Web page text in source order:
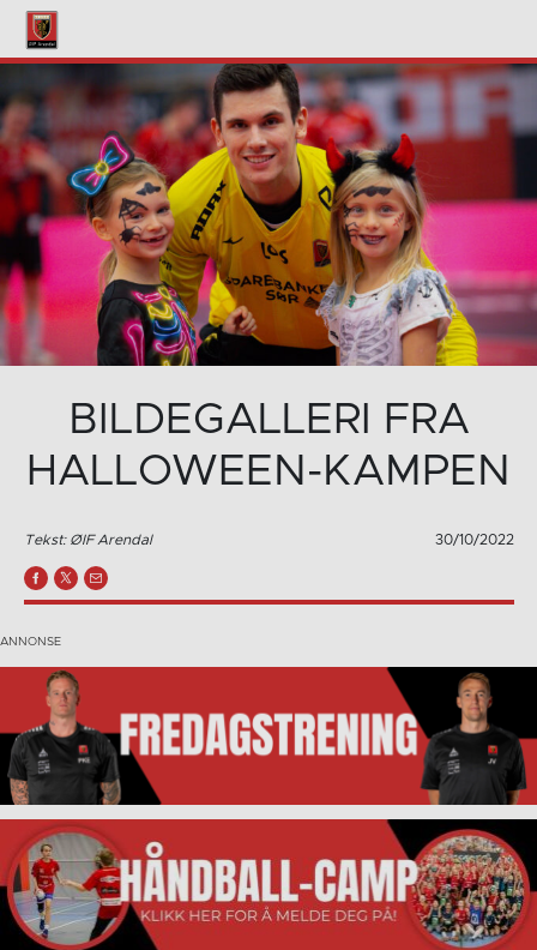
BILDEGALLERI FRA
HALLOWEEN-KAMPEN
Tekst: ØIF Arendal 30/10/2022